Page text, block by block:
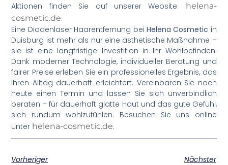
Aktionen finden Sie auf unserer Website: helena-
cosmetic.de.
Eine Diodenlaser Haarentfernung bei Helena Cosmetic in
Duisburg ist mehr als nur eine ästhetische Maßnahme –
sie ist eine langfristige Investition in Ihr Wohlbefinden.
Dank moderner Technologie, individueller Beratung und
fairer Preise erleben Sie ein professionelles Ergebnis, das
Ihren Alltag dauerhaft erleichtert. Vereinbaren Sie noch
heute einen Termin und lassen Sie sich unverbindlich
beraten – für dauerhaft glatte Haut und das gute Gefühl,
sich rundum wohlzufühlen. Besuchen Sie uns online
unter helena-cosmetic.de.
Vorheriger Nächster